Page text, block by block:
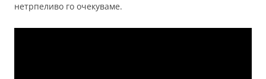
нетрпеливо го очекуваме.